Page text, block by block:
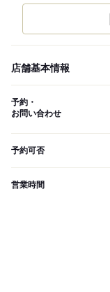
店舗基本情報
予約・
お問い合わせ
予約可否
営業時間